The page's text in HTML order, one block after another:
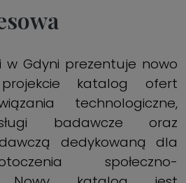
w Gdyni prezentuje nowo
katalog ofert
technologiczne,
badawcze oraz
dedykowaną dla
społeczno-